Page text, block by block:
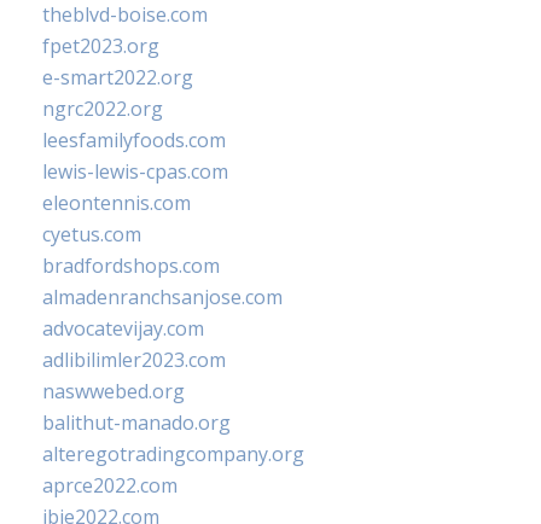
theblvd-boise.com
fpet2023.org
e-smart2022.org
ngrc2022.org
leesfamilyfoods.com
lewis-lewis-cpas.com
eleontennis.com
cyetus.com
bradfordshops.com
almadenranchsanjose.com
advocatevijay.com
adlibilimler2023.com
naswwebed.org
balithut-manado.org
alteregotradingcompany.org
aprce2022.com
ibie2022.com